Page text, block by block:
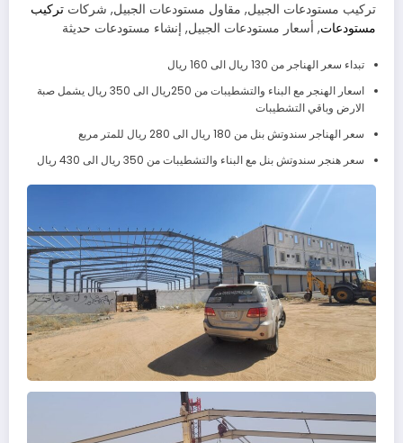
تركيب مستودعات الجبيل, مقاول مستودعات الجبيل, شركات تركيب
مستودعات, أسعار مستودعات الجبيل, إنشاء مستودعات حديثة
تبداء سعر الهناجر من 130 ريال الى 160 ريال
اسعار الهنجر مع البناء والتشطيبات من 250ريال الى 350 ريال يشمل صبة
الارض وباقي التشطيبات
سعر الهناجر سندوتش بنل من 180 ريال الى 280 ريال للمتر مربع
سعر هنجر سندوتش بنل مع البناء والتشطيبات من 350 ريال الى 430 ريال